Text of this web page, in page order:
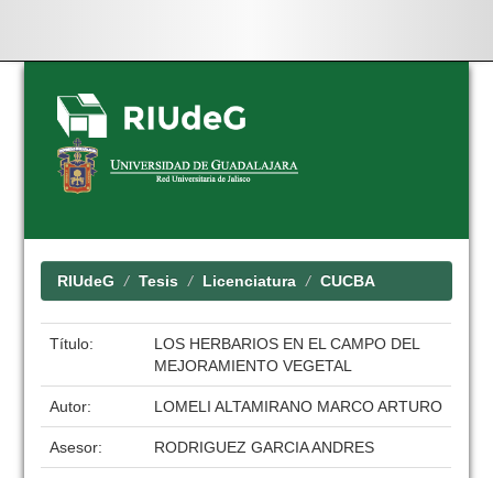
Skip
navigation
RIUdeG Tesis Licenciatura CUCBA
Título:
LOS HERBARIOS EN EL CAMPO DEL
MEJORAMIENTO VEGETAL
Autor: LOMELI ALTAMIRANO MARCO ARTURO
Asesor: RODRIGUEZ GARCIA ANDRES